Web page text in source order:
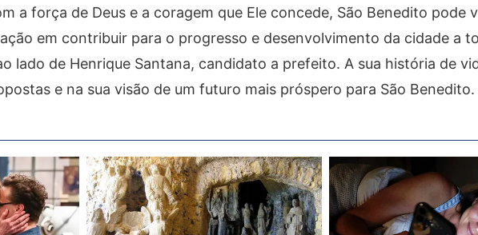
a força de Deus e a coragem que Ele concede, São Benedito pode
em contribuir para o progresso e desenvolvimento da cidade a
lado de Henrique Santana, candidato a prefeito. A sua história de
e na sua visão de um futuro mais próspero para São Benedito.